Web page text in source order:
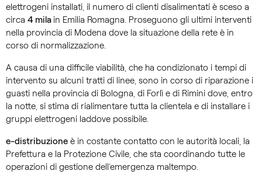
elettrogeni installati, il numero di clienti disalimentati è sceso a
circa 4 mila in Emilia Romagna. Proseguono gli ultimi interventi
nella provincia di Modena dove la situazione della rete è in
corso di normalizzazione.
A causa di una difficile viabilità, che ha condizionato i tempi di
intervento su alcuni tratti di linee, sono in corso di riparazione i
guasti nella provincia di Bologna, di Forlì e di Rimini dove, entro
la notte, si stima di rialimentare tutta la clientela e di installare i
gruppi elettrogeni laddove possibile.
e-distribuzione è in costante contatto con le autorità locali, la
Prefettura e la Protezione Civile, che sta coordinando tutte le
operazioni di gestione dell’emergenza maltempo.